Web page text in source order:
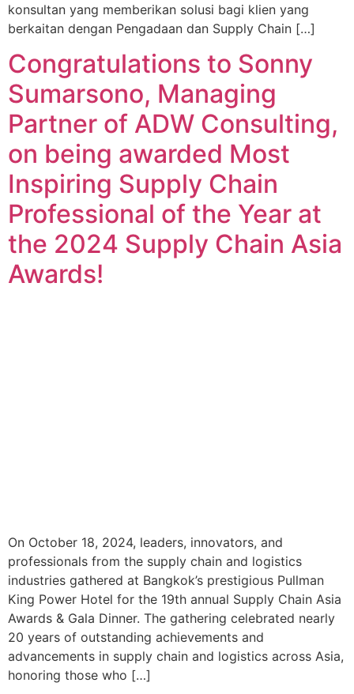
konsultan yang memberikan solusi bagi klien yang
berkaitan dengan Pengadaan dan Supply Chain […]
Congratulations to Sonny
Sumarsono, Managing
Partner of ADW Consulting,
on being awarded Most
Inspiring Supply Chain
Professional of the Year at
the 2024 Supply Chain Asia
Awards!
On October 18, 2024, leaders, innovators, and
professionals from the supply chain and logistics
industries gathered at Bangkok’s prestigious Pullman
King Power Hotel for the 19th annual Supply Chain Asia
Awards & Gala Dinner. The gathering celebrated nearly
20 years of outstanding achievements and
advancements in supply chain and logistics across Asia,
honoring those who […]